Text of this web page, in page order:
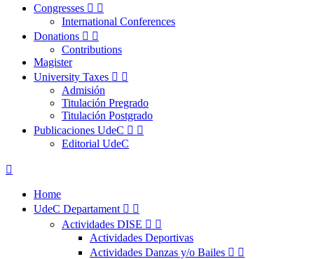
Congresses  
International Conferences
Donations  
Contributions
Magister
University Taxes  
Admisión
Titulación Pregrado
Titulación Postgrado
Publicaciones UdeC  
Editorial UdeC

Home
UdeC Departament  
Actividades DISE  
Actividades Deportivas
Actividades Danzas y/o Bailes  